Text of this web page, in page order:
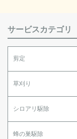
サービスカテゴリ
剪定
草刈り
シロアリ駆除
蜂の巣駆除